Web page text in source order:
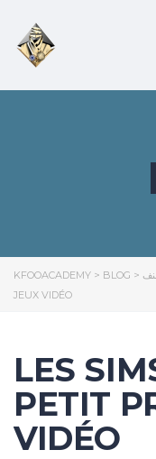
KFOOACADEMY > BLOG >
JEUX VIDÉO
LES
PETIT
VIDÉO